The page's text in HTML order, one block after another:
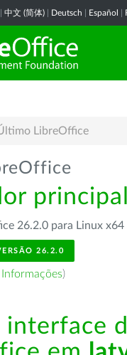
中文 (简体) Deutsch Español
LibreOffice
principal
26.2.0 para Linux x64
26.2.0
Informações)
interface